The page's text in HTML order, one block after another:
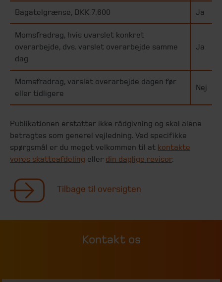
Bagatelgrænse, DKK 7.600 Ja
Momsfradrag, hvis uvarslet konkret
overarbejde, dvs. varslet overarbejde samme
dag
Ja
Momsfradrag, varslet overarbejde dagen før
eller tidligere
Nej
Publikationen erstatter ikke rådgivning og skal alene
betragtes som generel vejledning. Ved specifikke
spørgsmål er du meget velkommen til at kontakte
vores skatteafdeling eller din daglige revisor.
Tilbage til oversigten
Kontakt os